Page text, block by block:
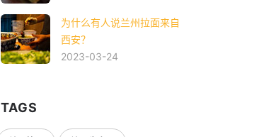
为什么有人说兰州拉面来自
西安？
2023-03-24
TAGS